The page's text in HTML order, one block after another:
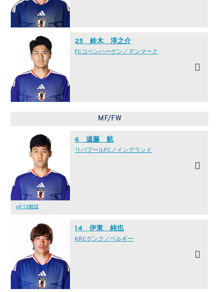
25 鈴木 淳之介
FCコペンハーゲン／デンマーク
MF/FW
6 遠藤 航
リバプールFC／イングランド
※6/12離脱
14 伊東 純也
KRCゲンク／ベルギー